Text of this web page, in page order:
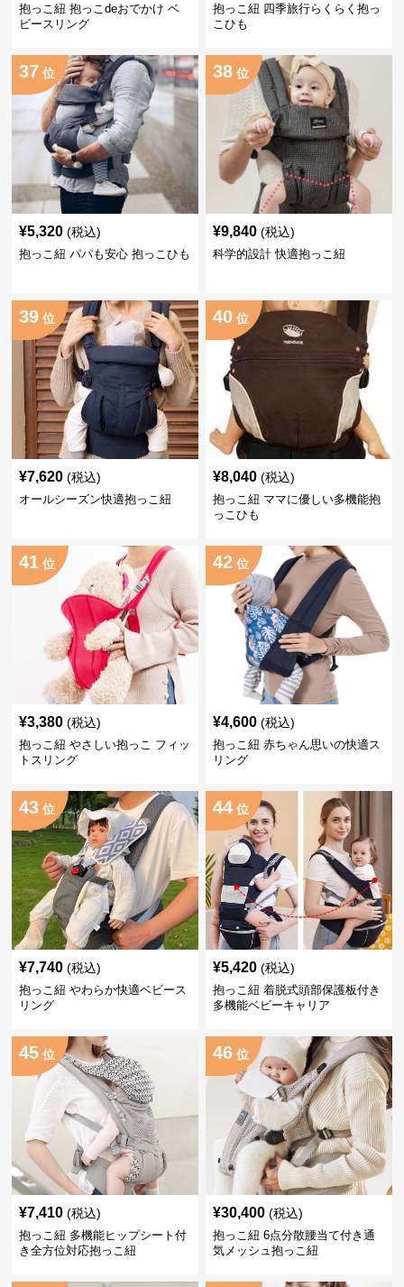
抱っこ紐 抱っこdeおでかけ ベ
ビースリング
抱っこ紐 四季旅行らくらく抱っ
こひも
37 位
¥5,320 (税込)
抱っこ紐 パパも安心 抱っこひも
38 位
¥9,840 (税込)
科学的設計 快適抱っこ紐
39 位
¥7,620 (税込)
オールシーズン快適抱っこ紐
40 位
¥8,040 (税込)
抱っこ紐 ママに優しい多機能抱
っこひも
41 位
¥3,380 (税込)
抱っこ紐 やさしい抱っこ フィッ
トスリング
42 位
¥4,600 (税込)
抱っこ紐 赤ちゃん思いの快適ス
リング
43 位
¥7,740 (税込)
抱っこ紐 やわらか快適ベビース
リング
44 位
¥5,420 (税込)
抱っこ紐 着脱式頭部保護板付き
多機能ベビーキャリア
45 位
¥7,410 (税込)
抱っこ紐 多機能ヒップシート付
き全方位対応抱っこ紐
46 位
¥30,400 (税込)
抱っこ紐 6点分散腰当て付き通
気メッシュ抱っこ紐